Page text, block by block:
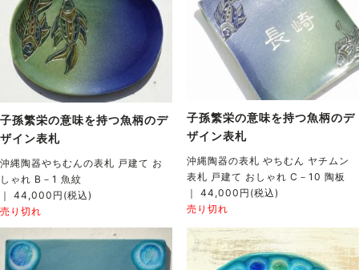
子孫繁栄の意味を持つ魚柄のデ
ザイン表札
沖縄陶器やちむんの表札 戸建て お
しゃれ B－1 魚紋
｜ 44,000円(税込)
売り切れ
子孫繁栄の意味を持つ魚柄のデ
ザイン表札
沖縄陶器の表札 やちむん ヤチムン
表札 戸建て おしゃれ C－10 陶板
｜ 44,000円(税込)
売り切れ